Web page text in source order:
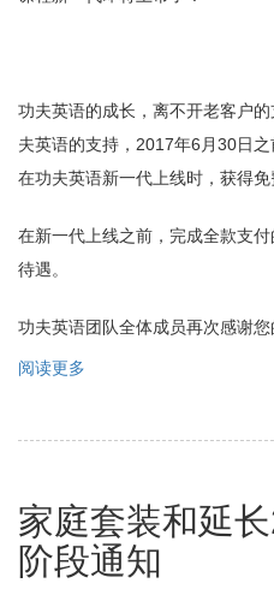
功夫英语的成长，离不开老客户
夫英语的支持，2017年6月30日
在功夫英语新一代上线时，获得免
在新一代上线之前，完成全款支
待遇。
功夫英语团队全体成员再次感谢您
阅读更多
夫
大
优
惠
大
家庭套装和延
阶段通知